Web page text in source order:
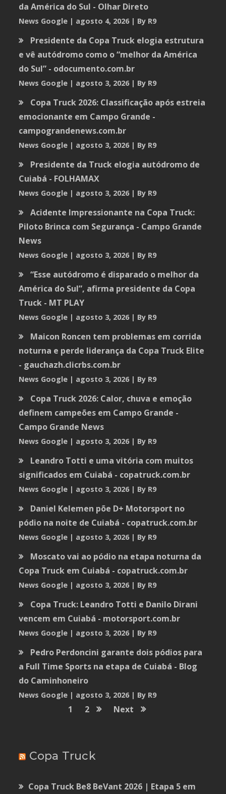
da América do Sul - Olhar Direto
News Google agosto 4, 2026 By R9
Presidente da Copa Truck elogia estrutura
e vê autódromo como o “melhor da América
do Sul” - odocumento.com.br
News Google agosto 3, 2026 By R9
Copa Truck 2026: Classificação após estreia
emocionante em Campo Grande -
campograndenews.com.br
News Google agosto 3, 2026 By R9
Presidente da Truck elogia autódromo de
Cuiabá - FOLHAMAX
News Google agosto 3, 2026 By R9
Acidente Impressionante na Copa Truck:
Piloto Brinca com Segurança - Campo Grande
News
News Google agosto 3, 2026 By R9
“Esse autódromo é disparado o melhor da
América do Sul”, afirma presidente da Copa
Truck - MT PLAY
News Google agosto 3, 2026 By R9
Maicon Roncen tem problemas em corrida
noturna e perde liderança da Copa Truck Elite
- gauchazh.clicrbs.com.br
News Google agosto 3, 2026 By R9
Copa Truck 2026: Calor, chuva e emoção
definem campeões em Campo Grande -
Campo Grande News
News Google agosto 3, 2026 By R9
Leandro Totti e uma vitória com muitos
significados em Cuiabá - copatruck.com.br
News Google agosto 3, 2026 By R9
Daniel Kelemen põe D+ Motorsport no
pódio na noite de Cuiabá - copatruck.com.br
News Google agosto 3, 2026 By R9
Moscato vai ao pódio na etapa noturna da
Copa Truck em Cuiabá - copatruck.com.br
News Google agosto 3, 2026 By R9
Copa Truck: Leandro Totti e Danilo Dirani
vencem em Cuiabá - motorsport.com.br
News Google agosto 3, 2026 By R9
Pedro Perdoncini garante dois pódios para
a Full Time Sports na etapa de Cuiabá - Blog
do Caminhoneiro
News Google agosto 3, 2026 By R9
1 2 Next
Copa Truck
Copa Truck Be8 BeVant 2026 | Etapa 5 em